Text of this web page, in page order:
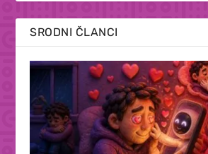
SRODNI ČLANCI